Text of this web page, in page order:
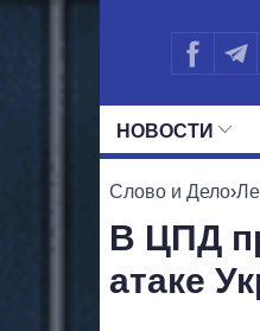
НОВОСТИ
Слово и Дело›
В ЦПД
атаке